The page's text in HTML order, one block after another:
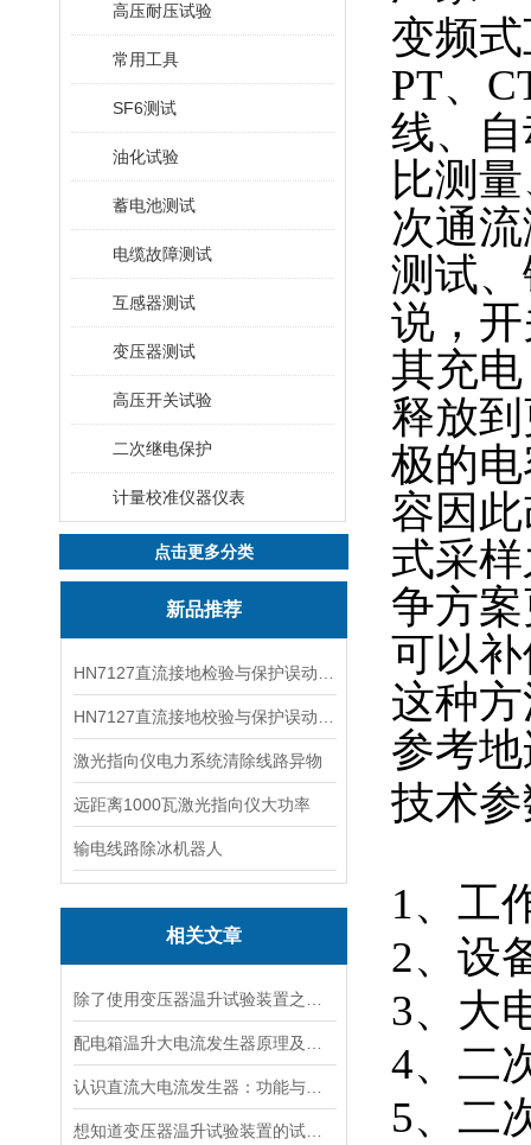
高压耐压试验
常用工具
SF6测试
油化试验
蓄电池测试
电缆故障测试
互感器测试
变压器测试
高压开关试验
二次继电保护
计量校准仪器仪表
点击更多分类
新品推荐
激光指向仪电力系统清除线路异物
远距离1000瓦激光指向仪大功率
输电线路除冰机器人
相关文章
变频
PT、
线、
比测
次通
测试
说，
其充
释放
极的
容因
式采
争方
可以
这种
参考
技术
1、工
2、设
3、大
4、二
5、二